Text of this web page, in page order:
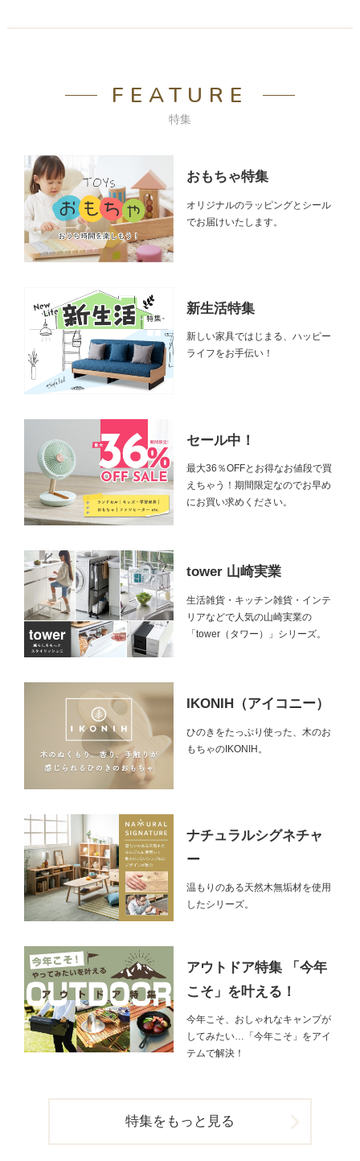
FEATURE
特集
おもちゃ特集
オリジナルのラッピングとシール
でお届けいたします。
新生活特集
新しい家具ではじまる、ハッピー
ライフをお手伝い！
セール中！
最大36％OFFとお得なお値段で買
えちゃう！期間限定なのでお早め
にお買い求めください。
tower 山崎実業
生活雑貨・キッチン雑貨・インテ
リアなどで人気の山崎実業の
「tower（タワー）」シリーズ。
IKONIH（アイコニー）
ひのきをたっぷり使った、木のお
もちゃのIKONIH。
ナチュラルシグネチャ
ー
温もりのある天然木無垢材を使用
したシリーズ。
アウトドア特集 「今年
こそ」を叶える！
今年こそ、おしゃれなキャンプが
してみたい…「今年こそ」をアイ
テムで解決！
特集をもっと見る